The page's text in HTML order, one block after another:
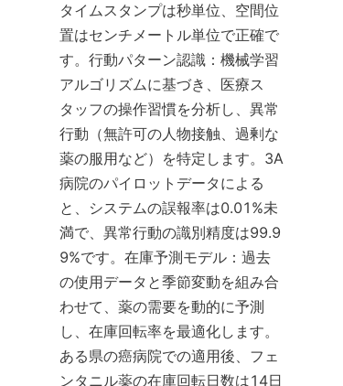
タイムスタンプは秒単位、空間位
置はセンチメートル単位で正確で
す。行動パターン認識：機械学習
アルゴリズムに基づき、医療ス
タッフの操作習慣を分析し、異常
行動（無許可の人物接触、過剰な
薬の服用など）を特定します。3A
病院のパイロットデータによる
と、システムの誤報率は0.01%未
満で、異常行動の識別精度は99.9
9%です。在庫予測モデル：過去
の使用データと季節変動を組み合
わせて、薬の需要を動的に予測
し、在庫回転率を最適化します。
ある県の癌病院での適用後、フェ
ンタニル薬の在庫回転日数は14日